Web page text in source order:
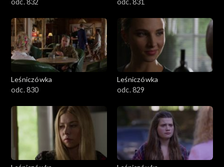
odc. 832
odc. 831
Leśniczówka
odc. 830
Leśniczówka
odc. 829